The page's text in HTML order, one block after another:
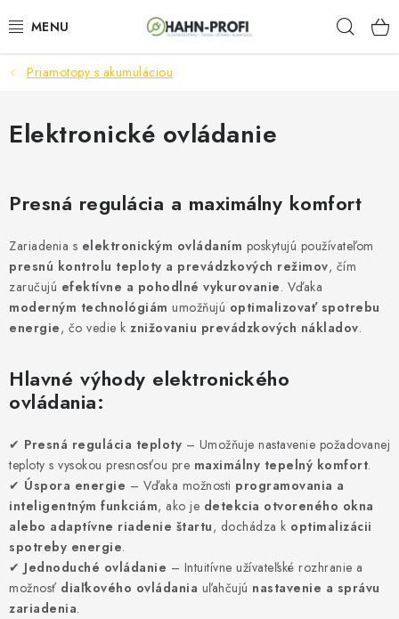
na
ELEKTROCENTRÁLY
ZAHRADNÍ TECHNIKA
AKUMULÁTOROVÉ NÁRADIE
ODVLHČOVAČE A VENTILÁTORY
OHRIEVAČE
VYHRIEVANIE
OUTLET
ELEKTRICKÉ KRBY
VRÁTENIE TOVARU A REKLAMÁCIE
BLOG
Priamotopy s akumuláciou
Elektronické ovládanie
Presná regulácia a maximálny komfort
Zariadenia s elektronickým ovládaním poskytujú používateľom
presnú kontrolu teploty a prevádzkových režimov, čím
zaručujú efektívne a pohodlné vykurovanie. Vďaka
moderným technológiám umožňujú optimalizovať spotrebu
energie, čo vedie k znižovaniu prevádzkových nákladov.
Hlavné výhody elektronického
ovládania:
✔ Presná regulácia teploty – Umožňuje nastavenie požadovanej
teploty s vysokou presnosťou pre maximálny tepelný komfort.
✔ Úspora energie – Vďaka možnosti programovania a
inteligentným funkciám, ako je detekcia otvoreného okna
alebo adaptívne riadenie štartu, dochádza k optimalizácii
spotreby energie.
✔ Jednoduché ovládanie – Intuitívne užívateľské rozhranie a
možnosť diaľkového ovládania uľahčujú nastavenie a správu
zariadenia.